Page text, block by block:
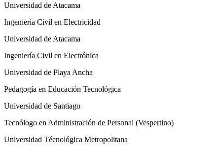
Universidad de Atacama
Ingeniería Civil en Electricidad
Universidad de Atacama
Ingeniería Civil en Electrónica
Universidad de Playa Ancha
Pedagogía en Educación Tecnológica
Universidad de Santiago
Tecnólogo en Administración de Personal (Vespertino)
Universidad Técnológica Metropolitana